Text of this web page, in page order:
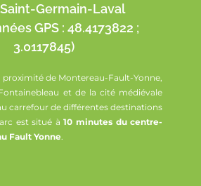
Saint-Germain-Laval
GPS : 48.4173822 ;
3.0117845)
proximité de Montereau-Fault-Yonne,
et de la cité médiévale
carrefour de différentes destinations
est situé à10 minutes du centre-
Fault Yonne.